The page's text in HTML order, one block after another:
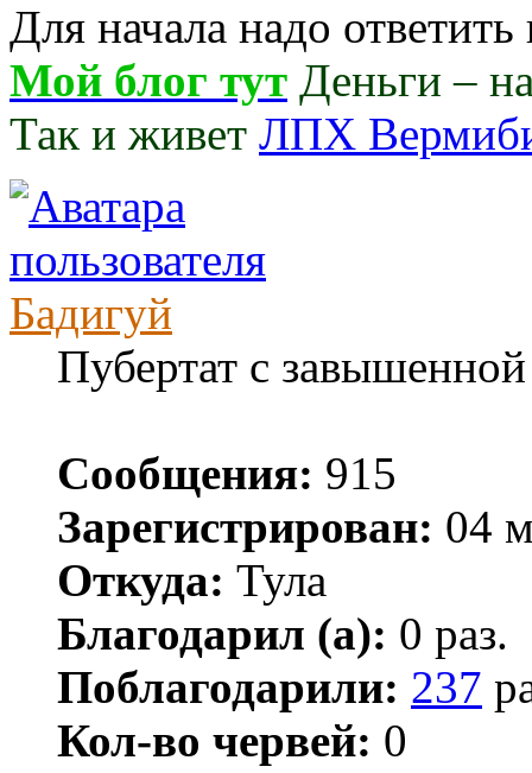
Для начала надо
Мой блог тут Деньги –
Так и живет ЛПХ
Бадигуй
Пубертат с
Сообщения: 915
Зарегистрирован: 04
Откуда: Тула
Благодарил (а): 0 раз.
Поблагодарили: 237
Кол-во червей: 0